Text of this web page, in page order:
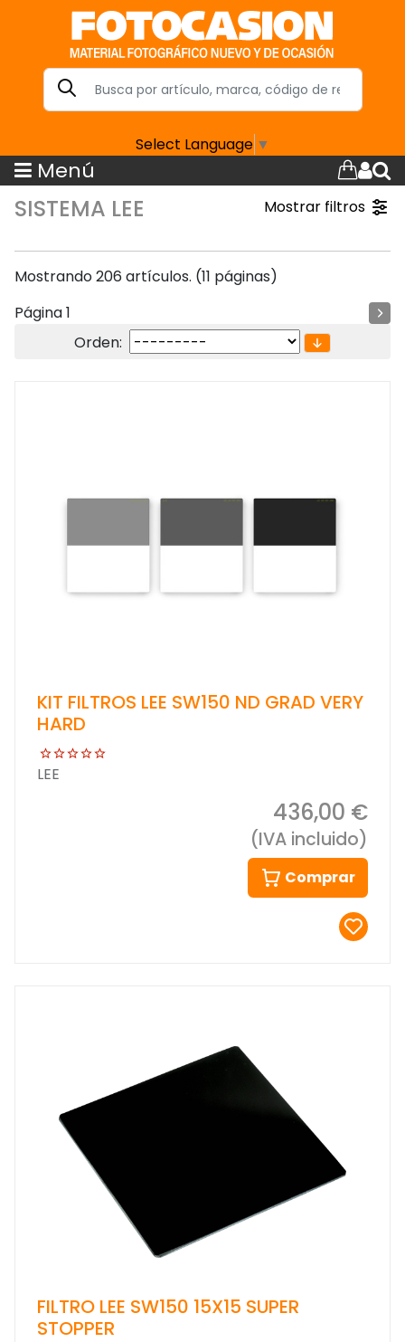
Select Language ▼
Menú
SISTEMA LEE Mostrar filtros
Mostrando 206 artículos. (11 páginas)
Página 1
Orden:
KIT FILTROS LEE SW150 ND GRAD VERY
HARD
LEE
436,00 €
(IVA incluido)
Comprar
FILTRO LEE SW150 15X15 SUPER
STOPPER